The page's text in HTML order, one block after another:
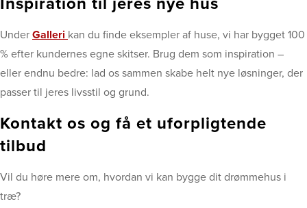
Inspiration til jeres nye hus
Under Galleri kan du finde eksempler af huse, vi har bygget 100
% efter kundernes egne skitser. Brug dem som inspiration –
eller endnu bedre: lad os sammen skabe helt nye løsninger, der
passer til jeres livsstil og grund.
Kontakt os og få et uforpligtende
tilbud
Vil du høre mere om, hvordan vi kan bygge dit drømmehus i
træ?